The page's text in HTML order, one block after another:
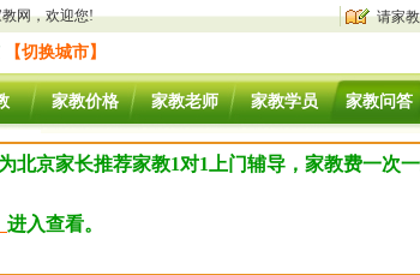
请家教
网，欢迎您!
【切换城市】
家教价格 家教老师 家教学员 家教问答
北京家长推荐家教1对1上门辅导，家教费一次
进入查看。